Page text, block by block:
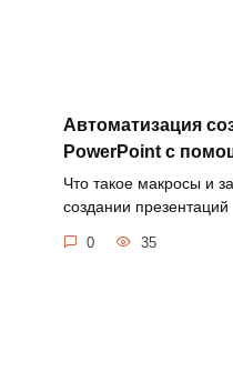
Автоматизация
PowerPoint с
Что такое макросы и
создании презентаций
0 35